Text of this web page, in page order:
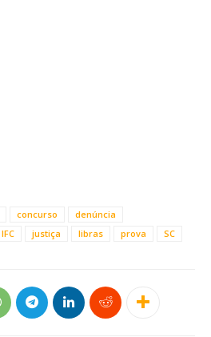
concurso
denúncia
IFC justiça libras prova SC